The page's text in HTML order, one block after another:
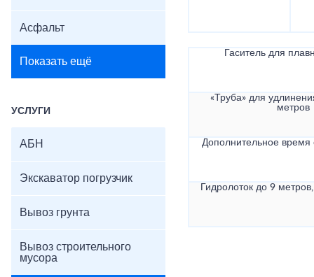
Асфальт
Показать ещё
УСЛУГИ
АБН
Экскаватор погрузчик
Вывоз грунта
Вывоз строительного
мусора
Гаситель для
«Труба» для
метров
Дополнительное
Гидролоток до 9